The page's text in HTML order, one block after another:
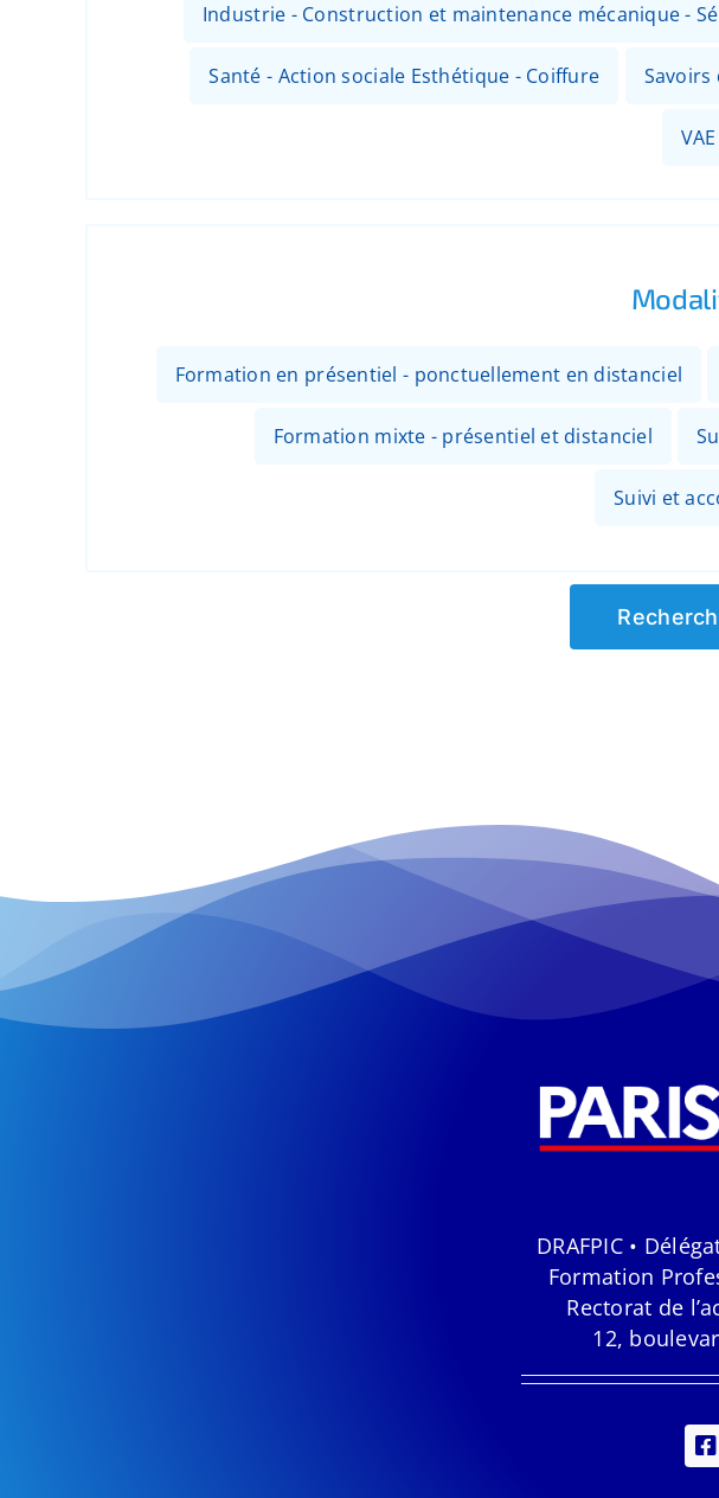
Industrie - Construction et maintenance mécanique -
Santé - Action sociale Esthétique - Coiffure Savoirs
Formation en présentiel - ponctuellement en distanciel
Formation mixte - présentiel et distanciel
Suivi et
DRAFPIC •
Formation
Rectorat de
12,